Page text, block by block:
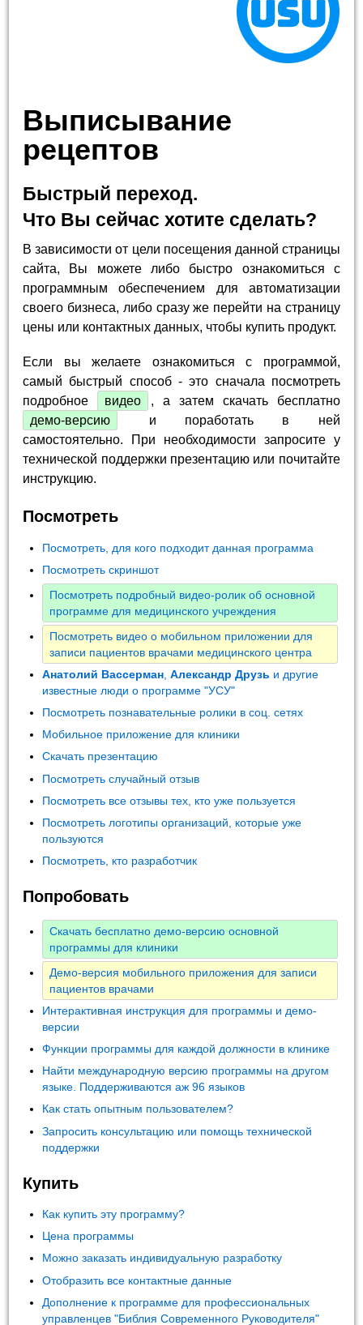
Выписывание
рецептов
Быстрый переход.
Что Вы сейчас хотите сделать?
В зависимости от цели посещения данной страницы
сайта, Вы можете либо быстро ознакомиться с
программным обеспечением для автоматизации
своего бизнеса, либо сразу же перейти на страницу
цены или контактных данных, чтобы купить продукт.
Если вы желаете ознакомиться с программой,
самый быстрый способ - это сначала посмотреть
подробное
видео
, а затем скачать бесплатно
демо-версию
и поработать в ней
самостоятельно. При необходимости запросите у
технической поддержки презентацию или почитайте
инструкцию.
Посмотреть
Посмотреть, для кого подходит данная программа
Посмотреть скриншот
Посмотреть подробный видео-ролик об основной
программе для медицинского учреждения
Посмотреть видео о мобильном приложении для
записи пациентов врачами медицинского центра
Анатолий Вассерман ,Александр Друзь и другие
известные люди о программе "УСУ"
Посмотреть познавательные ролики в соц. сетях
Мобильное приложение для клиники
Скачать презентацию
Посмотреть случайный отзыв
Посмотреть все отзывы тех, кто уже пользуется
Посмотреть логотипы организаций, которые уже
пользуются
Посмотреть, кто разработчик
Попробовать
Скачать бесплатно демо-версию основной
программы для клиники
Демо-версия мобильного приложения для записи
пациентов врачами
Интерактивная инструкция для программы и демо-
версии
Функции программы для каждой должности в клинике
Найти международную версию программы на другом
языке. Поддерживаются аж 96 языков
Как стать опытным пользователем?
Запросить консультацию или помощь технической
поддержки
Купить
Как купить эту программу?
Цена программы
Можно заказать индивидуальную разработку
Отобразить все контактные данные
Дополнение к программе для профессиональных
управленцев "Библия Современного Руководителя"